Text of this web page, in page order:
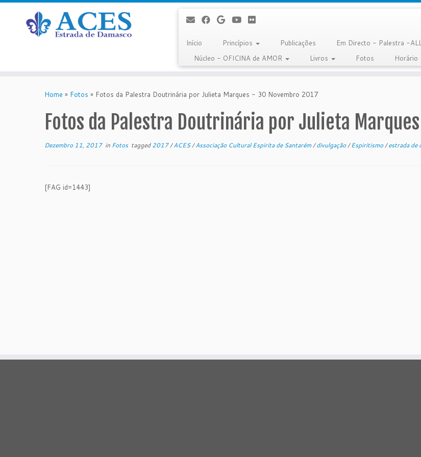
Início Princípios Publicações Em Directo - Palestra -
Núcleo - OFICINA de AMOR
Livros Fotos Horário
Home » Fotos » Fotos da Palestra Doutrinária por Julieta Marques - 30 Novembro 2017
Fotos da Palestra Doutrinária por Julieta
Dezembro 11, 2017in Fotos tagged2017/ACES/Associação Cultural Espirita de Santarém/divulgação/Espiritismo/estrada de
[FAG id=1443]